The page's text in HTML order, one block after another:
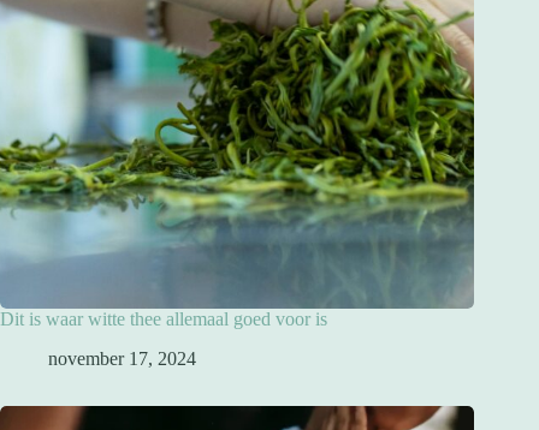
Dit is waar witte thee allemaal goed voor is
november 17, 2024